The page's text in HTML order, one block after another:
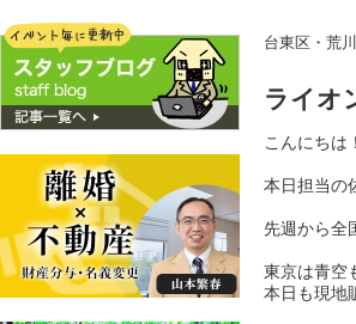
台東区・荒
ライオ
こんにちは！
本日担当の
先週から全
東京は青空
本日も現地